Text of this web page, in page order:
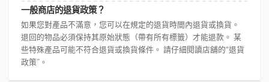
一般商店的退貨政策？
如果您對產品不滿意，您可以在規定的退貨時間內退貨或換貨。
退回的物品必須保持其原始狀態（帶有所有標籤）才能退款。 某
些特殊產品可能不符合退貨或換貨條件。 請仔細閱讀店舖的“退貨
政策”。